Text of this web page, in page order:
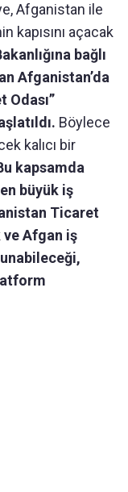
Afganistan ile
kapısını açacak
bağlı
Afganistan’da
Böylece
kalıcı bir
kapsamda
büyük iş
Ticaret
ve Afgan iş